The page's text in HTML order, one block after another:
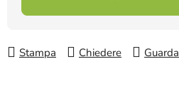
Stampa Chiedere Guarda